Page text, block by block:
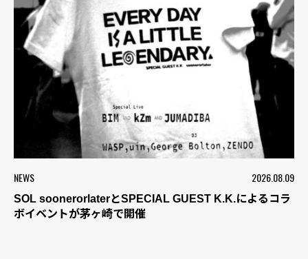
NEWS 2026.08.09
SOL soonerorlaterとSPECIAL GUEST K.K.によるコラ
ボイベントが茅ヶ崎で開催